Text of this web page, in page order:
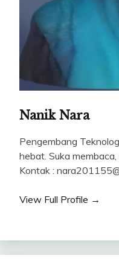
Nanik Nara
Pengembang
hebat. Suka
Kontak :
View Full Profile →